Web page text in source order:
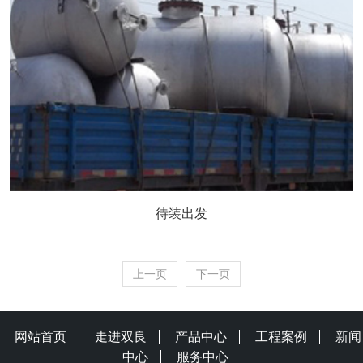
待装出发
上一页 下一页
网站首页 走进双良 产品中心 工程案例
新闻
中心
服务中心